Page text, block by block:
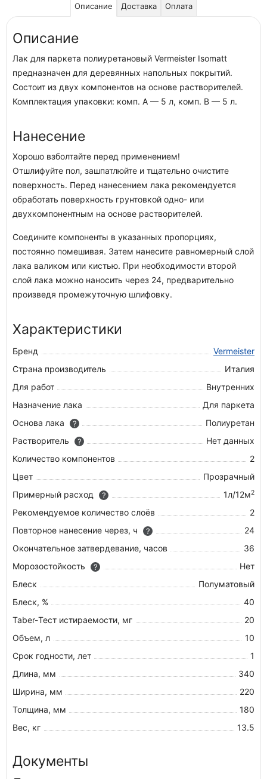
Описание Доставка Оплата
Описание
Лак для паркета полиуретановый Vermeister Isomatt
предназначен для деревянных напольных покрытий.
Состоит из двух компонентов на основе растворителей.
Комплектация упаковки: комп. A — 5 л, комп. B — 5 л.
Нанесение
Хорошо взболтайте перед применением!
Отшлифуйте пол, зашпатлюйте и тщательно очистите
поверхность. Перед нанесением лака рекомендуется
обработать поверхность грунтовкой одно- или
двухкомпонентным на основе растворителей.
Соедините компоненты в указанных пропорциях,
постоянно помешивая. Затем нанесите равномерный слой
лака валиком или кистью. При необходимости второй
слой лака можно наносить через 24, предварительно
произведя промежуточную шлифовку.
Характеристики
Бренд
Vermeister
Страна производитель
Италия
Для работ
Внутренних
Назначение лака
Для паркета
Основа лака
?
Полиуретан
Растворитель
?
Нет данных
Количество компонентов
2
Цвет
Прозрачный
Примерный расход
? 1л/12м2
Рекомендуемое количество слоёв
2
Повторное нанесение через, ч
?
24
Окончательное затвердевание, часов
36
Морозостойкость
?
Нет
Блеск
Полуматовый
Блеск, %
40
Taber-Тест истираемости, мг
20
Объем, л
10
Срок годности, лет
1
Длина, мм
340
Ширина, мм
220
Толщина, мм
180
Вес, кг
13.5
Документы